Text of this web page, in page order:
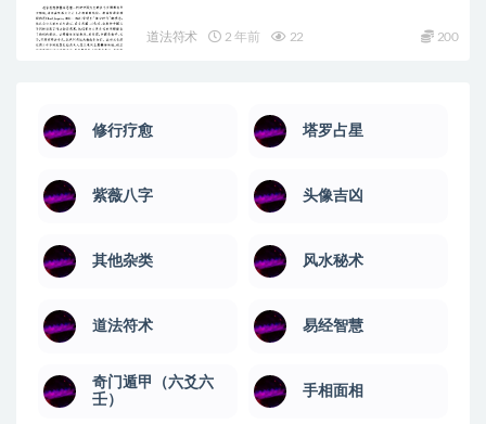
道法符术 2 年前 22 200
修行疗愈 塔罗占星
紫薇八字 头像吉凶
其他杂类 风水秘术
道法符术 易经智慧
奇门遁甲（六爻六
壬）
手相面相